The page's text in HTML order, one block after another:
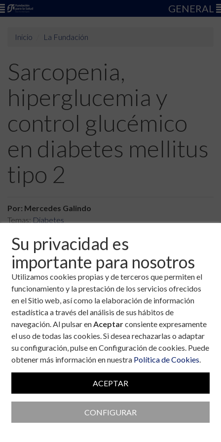
Su privacidad es
importante para nosotros
Utilizamos cookies propias y de terceros que permiten el
funcionamiento y la prestación de los servicios ofrecidos
en el Sitio web, así como la elaboración de información
estadística a través del análisis de sus hábitos de
navegación. Al pulsar enAceptarconsiente expresamente
el uso de todas las cookies. Si desea rechazarlas o adaptar
su configuración, pulse en Configuración de cookies. Puede
obtener más información en nuestra Política de Cookies.
ACEPTAR
CONFIGURAR
GENERAL
Inicio La Fundación
Sarcopenia,
hiperglucemia y
control glucémico
en diabetes mellitus
tipo 2
Por: Mercedes Galindo
Temas: Diabetes
En múltiples ocasiones las personas con diabetes mellitus tipo
2 (DM2) refieren tener hábitos de alimentación saludables y
realizar actividad física de forma frecuente y aun así no
conseguir un buen control glucémico, dándose situaciones de
hiperglucemia.
Sabemos las múltiples causas que pueden llevar a estados de
hiperglucemia, pero pocas veces hemos valorado la relación
de esta con la masa muscular esquelética.
En las